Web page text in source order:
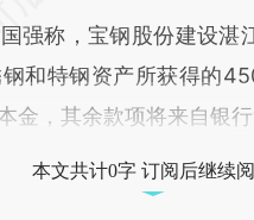
，宝钢股份建设湛江
和特钢资产所获得的
金，其余款项将来自银行
本文共计0字 订阅后继续